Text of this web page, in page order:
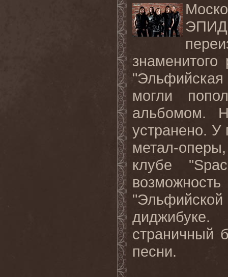
могли
альбомом.
устранено. У
метал-
клубе
страничный
песни.